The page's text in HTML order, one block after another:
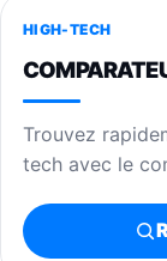
HIGH-TECH
Trouvez
tech avec le